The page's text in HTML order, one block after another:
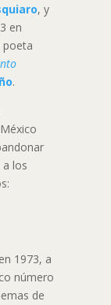
, y
en
poeta
.
a los
1973, a
número
de